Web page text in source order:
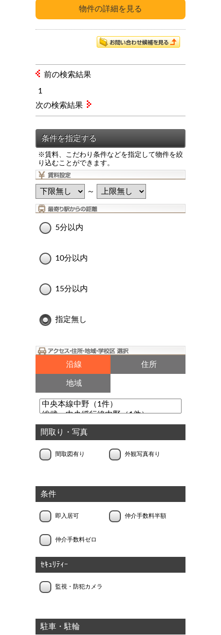
前の検索結果
1
※賃料、こだわり条件などを指定して物件を絞
り込むことができます。
～
5分以内
10分以内
15分以内
指定無し
沿線 住所
地域
間取り・写真
間取図有り 外観写真有り
条件
即入居可 仲介手数料半額
仲介手数料ゼロ
ｾｷｭﾘﾃｨｰ
監視・防犯カメラ
駐車・駐輪